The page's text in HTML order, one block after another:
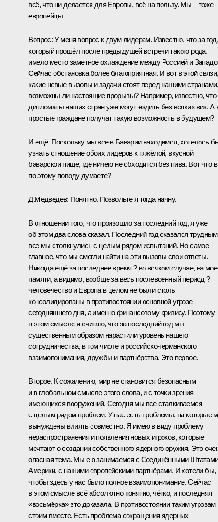
всё, что ни делается для Европы, всё на пользу. Мы – тоже
европейцы.
Вопрос: У меня вопрос к двум лидерам. Известно, что за год,
который прошёл после предыдущей встречи такого рода,
имело место заметное охлаждение между Россией и
Сейчас обстановка более благоприятная. И вот в этой связи,
какие новые вызовы и задачи стоят перед нашими странами,
возможны ли настоящие прорывы? Например, известно, что
дипломаты наших стран уже могут ездить без всяких виз. А
простые граждане получат такую возможность в будущем?
И ещё. Поскольку мы все в Баварии находимся, хотелось
узнать отношение обоих лидеров к тяжёлой, вкусной
баварской пище, где ничего не обходится без пива. Вот что
по этому поводу думаете?
Д.Медведев: Понятно. Позвольте я тогда начну.
В отношении того, что произошло за последний год, я уже
об этом два слова сказал. Последний год оказался
все мы столкнулись с целым рядом испытаний. Но самое
главное, что мы смогли найти на эти вызовы свои ответы.
Никогда ещё за последнее время ? во всяком случае, на
памяти, а видимо, вообще за весь послевоенный период ?
человечество и Европа в целом не были столь
консолидированы в противостоянии основной угрозе
сегодняшнего дня, а именно финансовому кризису. Поэтому
в этом смысле я считаю, что за последний год мы
существенным образом нарастили уровень нашего
сотрудничества, в том числе и российско-германского
взаимопонимания, дружбы и партнёрства. Это первое.
Второе. К сожалению, мир не становится безопасным
и в глобальном смысле этого слова, и с точки зрения
имеющихся вооружений. Сегодня мы все сталкиваемся
с целым рядом проблем. У нас есть проблемы, на которые
вынуждены влиять совместно. Я имею в виду проблему
нераспространения и появления новых игроков, которые
мечтают о создании собственного ядерного оружия. Это
опасная тема. Мы ею занимаемся с Соединёнными Штатами
Америки, с нашими европейскими партнёрами. И хотели бы,
чтобы здесь у нас было полное взаимопонимание. Сейчас
в этом смысле всё абсолютно понятно, чётко, и последняя
«восьмёрка» это доказала. В противостоянии таким
стоим вместе. Есть проблема сокращения ядерных